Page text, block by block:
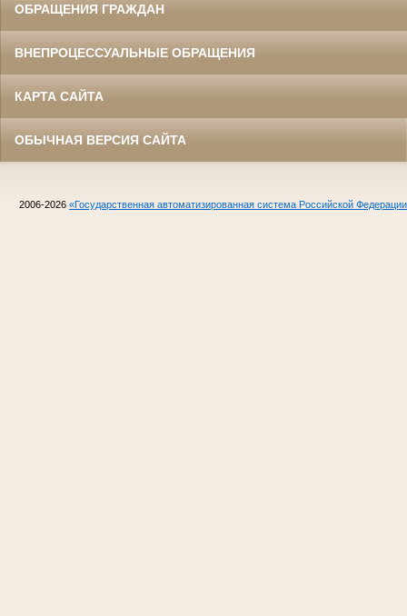
ОБРАЩЕНИЯ ГРАЖДАН
ВНЕПРОЦЕССУАЛЬНЫЕ ОБРАЩЕНИЯ
КАРТА САЙТА
ОБЫЧНАЯ ВЕРСИЯ САЙТА
2006-2026 «Государственная автоматизированная система Российской